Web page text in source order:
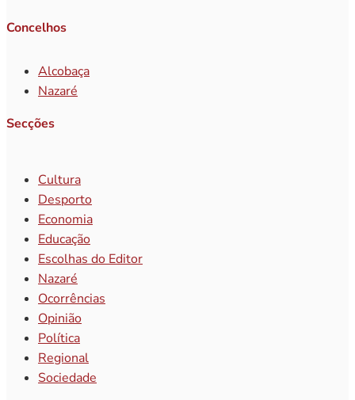
Concelhos
Alcobaça
Nazaré
Secções
Cultura
Desporto
Economia
Educação
Escolhas do Editor
Nazaré
Ocorrências
Opinião
Política
Regional
Sociedade